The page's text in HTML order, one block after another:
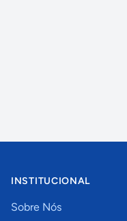
INSTITUCIONAL
Sobre Nós